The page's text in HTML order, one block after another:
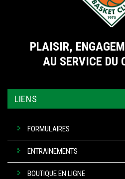
PLAISIR,
AU SERVICE DU
LIENS
FORMULAIRES
ENTRAINEMENTS
BOUTIQUE EN LIGNE